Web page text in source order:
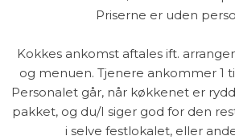
Priserne er uden
Kokkes ankomst aftales ift.
og menuen. Tjenere ankommer 1
Personalet går, når køkkenet er
pakket, og du/I siger god for den
i selve festlokalet, eller